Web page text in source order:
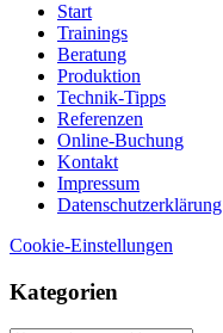
Start
Trainings
Beratung
Produktion
Technik-Tipps
Referenzen
Online-Buchung
Kontakt
Impressum
Datenschutzerklärung
Cookie-Einstellungen
Kategorien